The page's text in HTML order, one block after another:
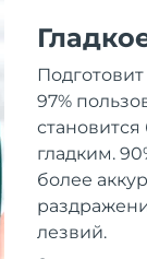
97%
гладким.
более
лезвий.